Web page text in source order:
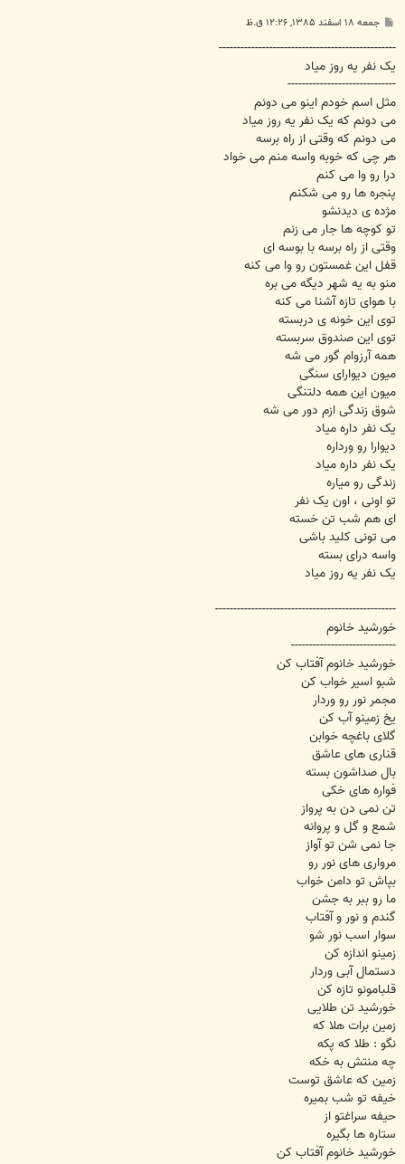
پ
ت
جمعه ۱۸ اسفند ۱۳۸۵, ۱۲:۲۶ ق.ظ
-------------------------------------------------
یک نفر یه روز میاد
------------------------------
مثل اسم خودم اینو می دونم
می دونم که یک نفر یه روز میاد
می دونم که وقتی از راه برسه
هر چی که خوبه واسه منم می خواد
درا رو وا می کنم
پنجره ها رو می شکنم
مژده ی دیدنشو
تو کوچه ها جار می زنم
وقتی از راه برسه با بوسه ای
قفل این غمستون رو وا می کنه
منو به یه شهر دیگه می بره
با هوای تازه آشنا می کنه
توی این خونه ی دربسته
توی این صندوق سربسته
همه آرزوام گور می شه
میون دیوارای سنگی
میون این همه دلتنگی
شوق زندگی ازم دور می شه
یک نفر داره میاد
دیوارا رو ورداره
یک نفر داره میاد
زندگی رو میاره
تو اونی ، اون یک نفر
ای هم شب تن خسته
می تونی کلید باشی
واسه درای بسته
یک نفر یه روز میاد
--------------------------------------------------
خورشید خانوم
-----------------------------
خورشید خانوم آفتاب کن
شبو اسیر خواب کن
مجمر نور رو وردار
یخ زمینو آب کن
گلای باغچه خوابن
قناری های عاشق
بال صداشون بسته
فواره های خکی
تن نمی دن به پرواز
شمع و گل و پروانه
جا نمی شن تو آواز
مرواری های نور رو
بپاش تو دامن خواب
ما رو ببر به جشن
گندم و نور و آفتاب
سوار اسب نور شو
زمینو اندازه کن
دستمال آبی وردار
قلبامونو تازه کن
خورشید تن طلایی
زمین برات هلا که
نگو : طلا که پکه
چه منتش به خکه
زمین که عاشق توست
خیفه تو شب بمیره
حیفه سراغتو از
ستاره ها بگیره
خورشید خانوم آفتاب کن